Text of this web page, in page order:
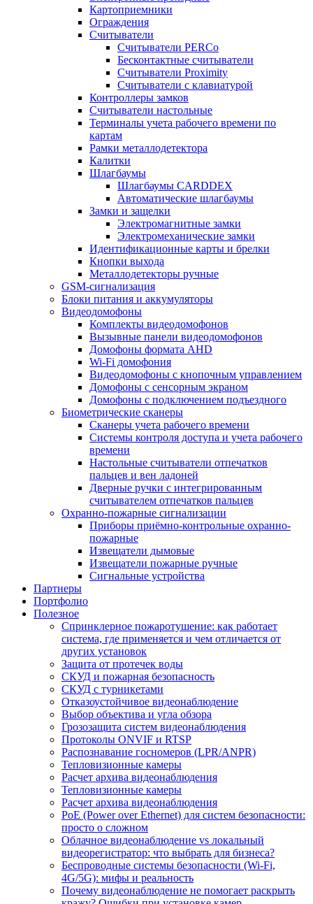
Картоприемники
Ограждения
Считыватели
Считыватели PERCo
Бесконтактные считыватели
Считыватели Proximity
Считыватели с клавиатурой
Контроллеры замков
Считыватели настольные
Терминалы учета рабочего времени по
картам
Рамки металлодетектора
Калитки
Шлагбаумы
Шлагбаумы CARDDEX
Автоматические шлагбаумы
Замки и защелки
Электромагнитные замки
Электромеханические замки
Идентификационные карты и брелки
Кнопки выхода
Металлодетекторы ручные
GSM-сигнализация
Блоки питания и аккумуляторы
Видеодомофоны
Комплекты видеодомофонов
Вызывные панели видеодомофонов
Домофоны формата AHD
Wi-Fi домофония
Видеодомофоны с кнопочным управлением
Домофоны с сенсорным экраном
Домофоны с подключением подъездного
Биометрические сканеры
Сканеры учета рабочего времени
Системы контроля доступа и учета рабочего
времени
Настольные считыватели отпечатков
пальцев и вен ладоней
Дверные ручки с интегрированным
считывателем отпечатков пальцев
Охранно-пожарные сигнализации
Приборы приёмно-контрольные охранно-
пожарные
Извещатели дымовые
Извещатели пожарные ручные
Сигнальные устройства
Партнеры
Портфолио
Полезное
Спринклерное пожаротушение: как работает
система, где применяется и чем отличается от
других установок
Защита от протечек воды
СКУД и пожарная безопасность
СКУД с турникетами
Отказоустойчивое видеонаблюдение
Выбор объектива и угла обзора
Грозозащита систем видеонаблюдения
Протоколы ONVIF и RTSP
Распознавание госномеров (LPR/ANPR)
Тепловизионные камеры
Расчет архива видеонаблюдения
Тепловизионные камеры
Расчет архива видеонаблюдения
PoE (Power over Ethernet) для систем безопасности:
просто о сложном
Облачное видеонаблюдение vs локальный
видеорегистратор: что выбрать для бизнеса?
Беспроводные системы безопасности (Wi-Fi,
4G/5G): мифы и реальность
Почему видеонаблюдение не помогает раскрыть